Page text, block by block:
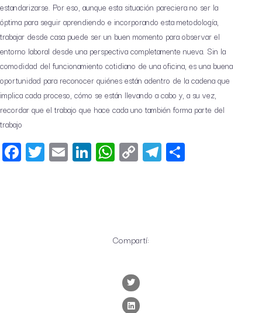
estandarizarse. Por eso, aunque esta situación pareciera no ser la
óptima para seguir aprendiendo e incorporando esta metodología,
trabajar desde casa puede ser un buen momento para observar el
entorno laboral desde una perspectiva completamente nueva. Sin la
comodidad del funcionamiento cotidiano de una oficina, es una buena
oportunidad para reconocer quiénes están adentro de la cadena que
implica cada proceso, cómo se están llevando a cabo y, a su vez,
recordar que el trabajo que hace cada uno también forma parte del
trabajo
Facebook
Twitter
EmailLinkedIn
WhatsApp
CopyTelegram
Compartí: